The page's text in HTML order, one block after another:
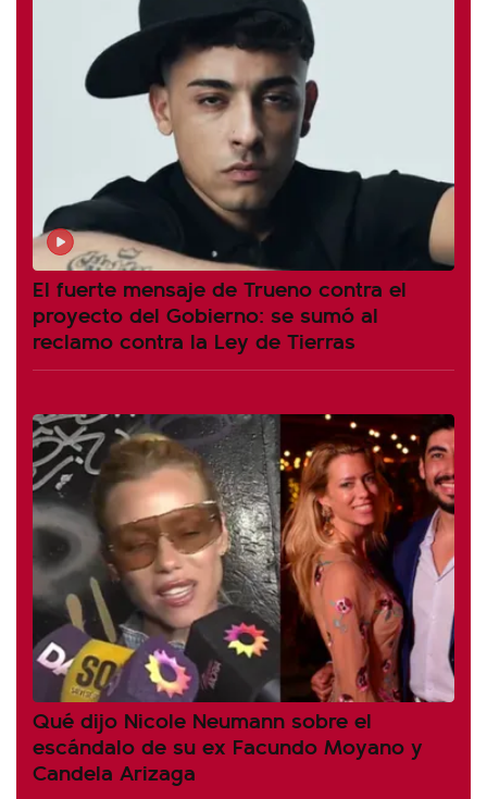
El fuerte mensaje de Trueno contra el
proyecto del Gobierno: se sumó al
reclamo contra la Ley de Tierras
Qué dijo Nicole Neumann sobre el
escándalo de su ex Facundo Moyano y
Candela Arizaga